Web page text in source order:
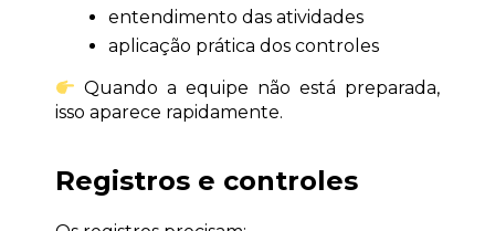
entendimento das atividades
aplicação prática dos controles
Quando a equipe não está preparada,
isso aparece rapidamente.
Registros e controles